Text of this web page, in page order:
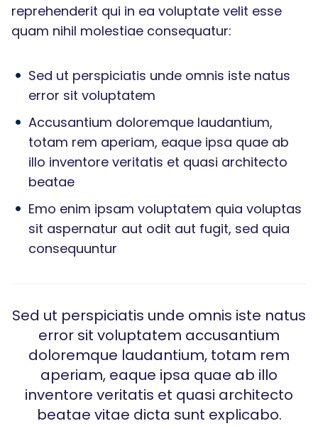
reprehenderit qui in ea voluptate velit esse
quam nihil molestiae consequatur:
Sed ut perspiciatis unde omnis iste natus
error sit voluptatem
Accusantium doloremque laudantium,
totam rem aperiam, eaque ipsa quae ab
illo inventore veritatis et quasi architecto
beatae
Emo enim ipsam voluptatem quia voluptas
sit aspernatur aut odit aut fugit, sed quia
consequuntur
Sed ut perspiciatis unde omnis iste natus
error sit voluptatem accusantium
doloremque laudantium, totam rem
aperiam, eaque ipsa quae ab illo
inventore veritatis et quasi architecto
beatae vitae dicta sunt explicabo.